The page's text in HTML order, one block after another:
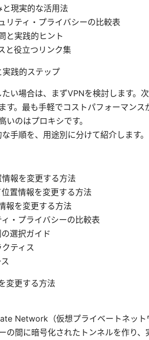
現実的な活用法
リティ・プライバシーの比較表
と実践的ヒント
と役立つリンク集
践的ステップ
い場合は、まずVPNを検討します。
す。最も手軽でコストパフォーマン
いのはプロキシです。
手順を、用途別に分けて紹介します。
報を変更する方法
置情報を変更する方法
報を変更する方法
・プライバシーの比較表
選択ガイド
ティス
変更する方法
Network（仮想プライベートネット
の間に暗号化されたトンネルを作り